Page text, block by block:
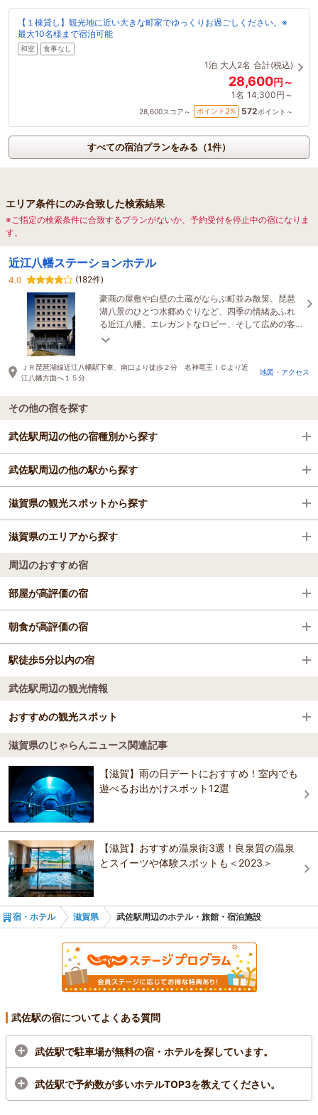
【１棟貸し】観光地に近い大きな町家でゆっくりお過ごしください。※
最大10名様まで宿泊可能
和室 食事なし
1泊 大人2名 合計(税込)
28,600円～
1名 14,300円～
28,600スコア～ ポイント 2% 572ポイント～
すべての宿泊プランをみる（1件）
エリア条件にのみ合致した検索結果
※ご指定の検索条件に合致するプランがないか、予約受付を停止中の宿になりま
す。
近江八幡ステーションホテル
4.0
(182件)
豪商の屋敷や白壁の土蔵がならぶ町並み散策、琵琶
湖八景のひとつ水郷めぐりなど、四季の情緒あふれ
る近江八幡。エレガントなロビー、そして広めの客
室。ゆったりとした旅にふさわしい快適ステイが実
ＪＲ琵琶湖線近江八幡駅下車、南口より徒歩２分 名神竜王ＩＣより近
江八幡方面へ１５分
地図・アクセス
その他の宿を探す
武佐駅周辺の他の宿種別から探す
ビジネスホテル
格安ホテル
武佐駅周辺の他の駅から探す
草津駅
近江八幡駅
守山駅
八日市駅
栗東駅
能登川駅
安土駅
手原駅
滋賀県の観光スポットから探す
滋賀県立琵琶湖博物館
特別史跡彦根城跡
安土城跡
黒壁スクエア
びわ湖バレイ
水郷めぐり(近江八幡和船観光協同組合)
滋賀農業公園ブルーメの丘
滋賀県のエリアから探す
彦根・長浜
雄琴・堅田
甲賀・信楽
湖西
周辺のおすすめ宿
部屋が高評価の宿
ホテルルートイン草津栗東 -栗東インター国道1号-
ベッセルイン滋賀守山駅前
無料
アーバンホテル南草津
スーパーホテル滋賀・草津国道1号沿 天然温泉
あおばなの湯
守山アートホテル
ホテル21 cozy little hotel
JR草津駅から30秒！ ホテルボストンプラザ草津
びわ湖
アートリッツホテル
リーナびわ湖)
朝食が高評価の宿
ホテルルートイン草津栗東 -栗東インター国道1号-
クサツエストピアホテル JR草津駅徒歩３分 駐車
無料
アーバンホテル南草津
スーパーホテル滋賀・草津国道1号沿 天然温泉
あおばなの湯
ホテル21 cozy little hotel
JR草津駅から30秒！ ホテルボストンプラザ草津
びわ湖
アーバンホテル草津
アートリッツホテル
ＳＥＴＲＥ ＭＡＲＩＮＡ ＢＩＷＡＫＯ(セトレ マ
びわこの千松
駅徒歩5分以内の宿
ベッセルイン滋賀守山駅前
クサツエストピアホテル JR草津駅徒歩３分 駐車
無料
アーバンホテル南草津
セントラルホテル野洲
JR草津駅から30秒！ ホテルボストンプラザ草津
びわ湖
アーバンホテル草津
アートリッツホテル
東横ＩＮＮ琵琶湖線南草津駅西口
武佐駅周辺の観光情報
おすすめの観光スポット
水茎焼陶芸の里
4.7
～水茎焼陶芸の里について～ 滋賀県・近江八幡にある水茎焼陶芸の里
では、初めての方でも気軽にお楽しみいただける陶芸教室を開催。 イ
ンストラクターが必要に応じてサポートいたしますので、「不器用だ
から不安…」という方やお子様でも安心してご参加いただけます。 土
に触れながら自分だけの器を作る時間は、日常を忘れて楽しめる特別
なひととき。大切な方やご友人同士、ご家族での思い出作りにもおす
すめです。 -----------------------------------------------------
--------------------------
滋賀県のじゃらんニュース関連記事
【滋賀】雨の日デートにおすすめ！室内でも
遊べるお出かけスポット12選
【滋賀】おすすめ温泉街3選！良泉質の温泉
とスイーツや体験スポットも＜2023＞
宿・ホテル 滋賀県 武佐駅周辺のホテル・旅館・宿泊施設
武佐駅の宿についてよくある質問
武佐駅で駐車場が無料の宿・ホテルを探しています。
武佐駅で予約数が多いホテルTOP3を教えてください。